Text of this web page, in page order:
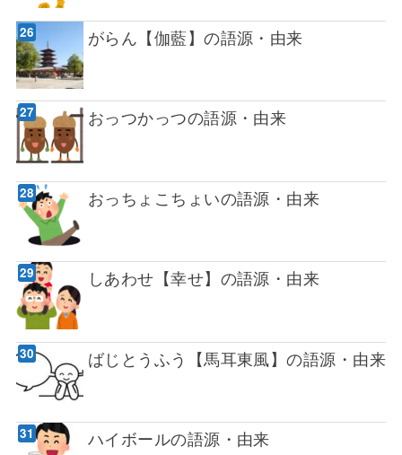
がらん【伽藍】の語源・由来
おっつかっつの語源・由来
おっちょこちょいの語源・由来
しあわせ【幸せ】の語源・由来
ばじとうふう【馬耳東風】の語源・由来
ハイボールの語源・由来